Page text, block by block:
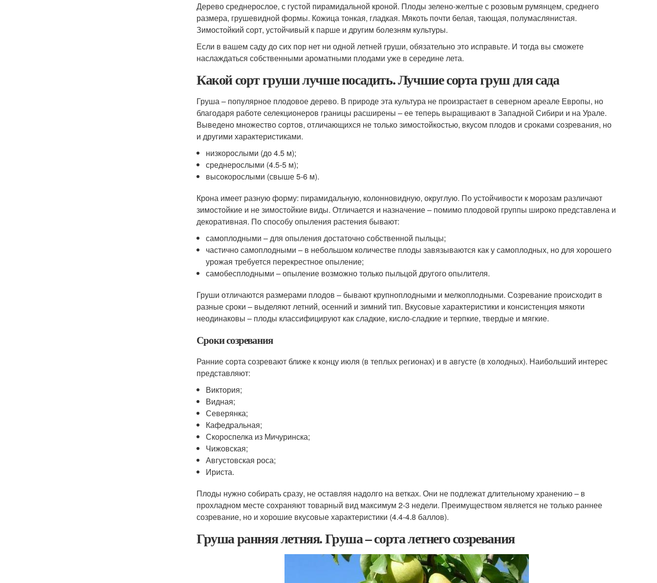
Дерево среднерослое, с густой пирамидальной кроной. Плоды зелено-желтые с розовым румянцем, среднего
размера, грушевидной формы. Кожица тонкая, гладкая. Мякоть почти белая, тающая, полумаслянистая.
Зимостойкий сорт, устойчивый к парше и другим болезням культуры.
Если в вашем саду до сих пор нет ни одной летней груши, обязательно это исправьте. И тогда вы сможете
наслаждаться собственными ароматными плодами уже в середине лета.
Какой сорт груши лучше посадить. Лучшие сорта груш для сада
Груша – популярное плодовое дерево. В природе эта культура не произрастает в северном ареале Европы, но
благодаря работе селекционеров границы расширены – ее теперь выращивают в Западной Сибири и на Урале.
Выведено множество сортов, отличающихся не только зимостойкостью, вкусом плодов и сроками созревания, но
и другими характеристиками.
низкорослыми (до 4.5 м);
среднерослыми (4.5-5 м);
высокорослыми (свыше 5-6 м).
Крона имеет разную форму: пирамидальную, колонновидную, округлую. По устойчивости к морозам различают
зимостойкие и не зимостойкие виды. Отличается и назначение – помимо плодовой группы широко представлена и
декоративная. По способу опыления растения бывают:
самоплодными – для опыления достаточно собственной пыльцы;
частично самоплодными – в небольшом количестве плоды завязываются как у самоплодных, но для хорошего
урожая требуется перекрестное опыление;
самобесплодными – опыление возможно только пыльцой другого опылителя.
Груши отличаются размерами плодов – бывают крупноплодными и мелкоплодными. Созревание происходит в
разные сроки – выделяют летний, осенний и зимний тип. Вкусовые характеристики и консистенция мякоти
неодинаковы – плоды классифицируют как сладкие, кисло-сладкие и терпкие, твердые и мягкие.
Сроки созревания
Ранние сорта созревают ближе к концу июля (в теплых регионах) и в августе (в холодных). Наибольший интерес
представляют:
Виктория;
Видная;
Северянка;
Кафедральная;
Скороспелка из Мичуринска;
Чижовская;
Августовская роса;
Ириста.
Плоды нужно собирать сразу, не оставляя надолго на ветках. Они не подлежат длительному хранению – в
прохладном месте сохраняют товарный вид максимум 2-3 недели. Преимуществом является не только раннее
созревание, но и хорошие вкусовые характеристики (4.4-4.8 баллов).
Груша ранняя летняя. Груша – сорта летнего созревания